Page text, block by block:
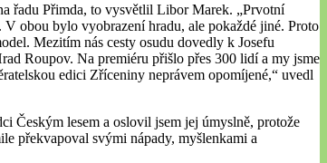
řadu Přimda, to vysvětlil Libor Marek. „Prvotní
obou bylo vyobrazení hradu, ale pokaždé jiné. Proto
Mezitím nás cesty osudu dovedly k Josefu
Roupov. Na premiéru přišlo přes 300 lidí a my jsme
edici Zříceniny neprávem opomíjené,“ uvedl
Českým lesem a oslovil jsem jej úmyslně, protože
překvapoval svými nápady, myšlenkami a